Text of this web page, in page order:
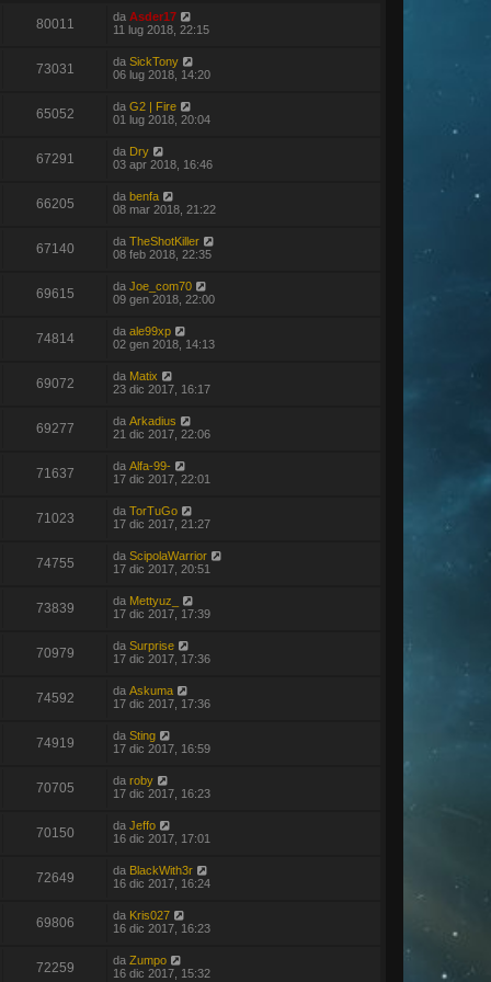
80011 da Asder17
11 lug 2018, 22:15
73031 da SickTony
06 lug 2018, 14:20
65052 da G2 | Fire
01 lug 2018, 20:04
67291 da Dry
03 apr 2018, 16:46
66205 da benfa
08 mar 2018, 21:22
67140 da TheShotKiller
08 feb 2018, 22:35
69615 da Joe_com70
09 gen 2018, 22:00
74814 da ale99xp
02 gen 2018, 14:13
69072 da Matix
23 dic 2017, 16:17
69277 da Arkadius
21 dic 2017, 22:06
71637 da Alfa-99-
17 dic 2017, 22:01
71023 da TorTuGo
17 dic 2017, 21:27
74755 da ScipolaWarrior
17 dic 2017, 20:51
73839 da Mettyuz_
17 dic 2017, 17:39
70979 da Surprise
17 dic 2017, 17:36
74592 da Askuma
17 dic 2017, 17:36
74919 da Sting
17 dic 2017, 16:59
70705 da roby
17 dic 2017, 16:23
70150 da Jeffo
16 dic 2017, 17:01
72649 da BlackWith3r
16 dic 2017, 16:24
69806 da Kris027
16 dic 2017, 16:23
72259 da Zumpo
16 dic 2017, 15:32